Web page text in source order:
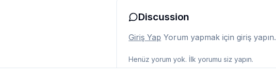
Discussion
Giriş Yap Yorum yapmak için giriş yapın.
Henüz yorum yok. İlk yorumu siz yapın.